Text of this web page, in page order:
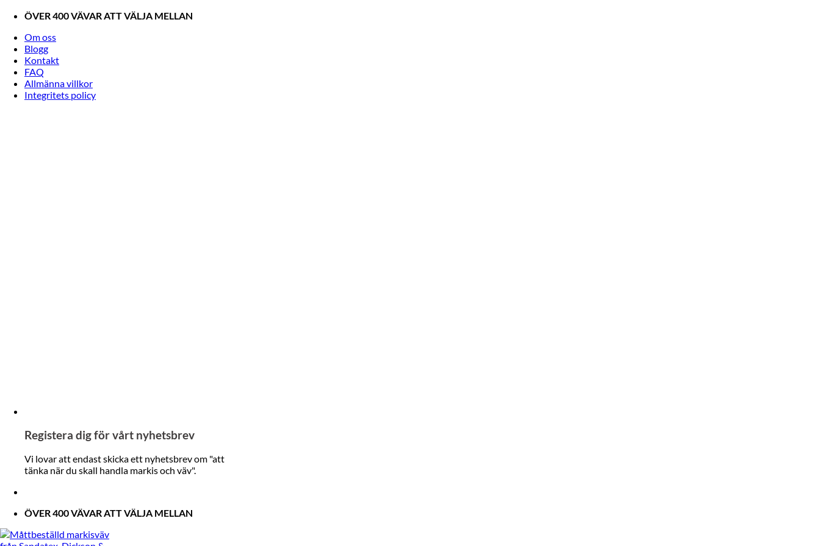
Skip
content
ÖVER 400 VÄVAR ATT VÄLJA MELLAN
Om oss
Blogg
Kontakt
FAQ
Allmänna villkor
Integritets policy
Registera dig för vårt nyhetsbrev
Vi lovar att endast skicka ett nyhetsbrev om "att
tänka när du skall handla markis och väv".
ÖVER 400 VÄVAR ATT VÄLJA MELLAN